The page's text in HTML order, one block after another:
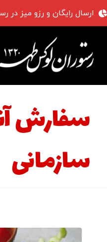
ارسال رایگان و رزو میز در رستوران
سفارش
سازمانی